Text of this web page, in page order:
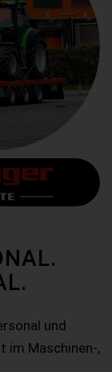
und
im Maschinen-,